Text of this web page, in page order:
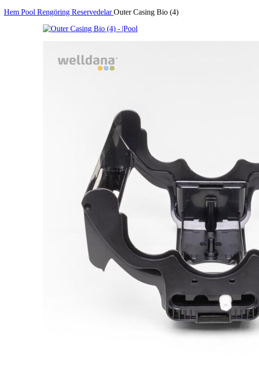
Hem Pool Rengöring ReservedelarOuter Casing Bio (4)